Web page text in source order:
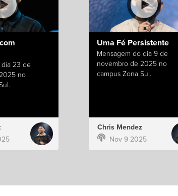
dia 23 de
no
Uma Fé Persistente
Mensagem do dia 9 de
novembro de 2025 no
campus Zona Sul.
Chris Mendez
Nov 9 2025